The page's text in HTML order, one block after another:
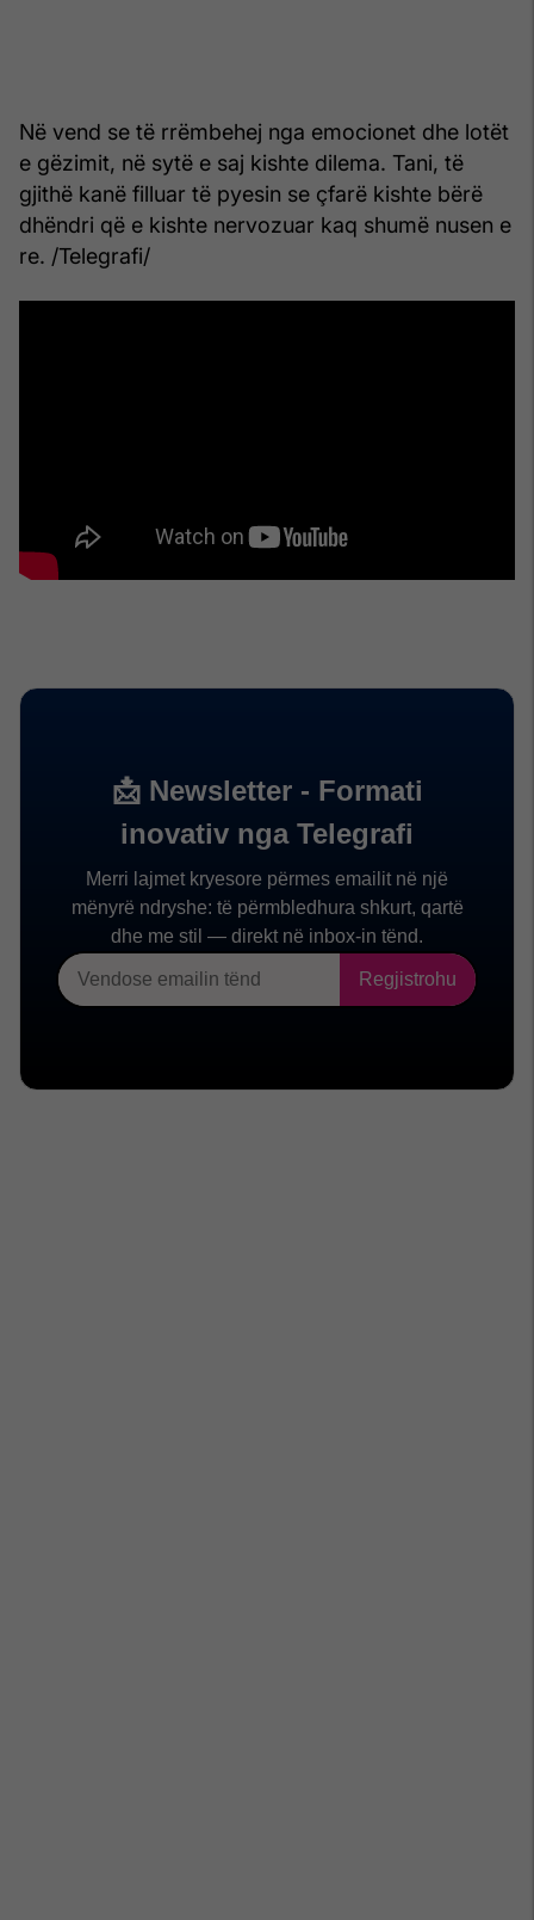
Në vend se të rrëmbehej nga emocionet dhe lotët
e gëzimit, në sytë e saj kishte dilema. Tani, të
gjithë kanë filluar të pyesin se çfarë kishte bërë
dhëndri që e kishte nervozuar kaq shumë nusen e
re. /Telegrafi/